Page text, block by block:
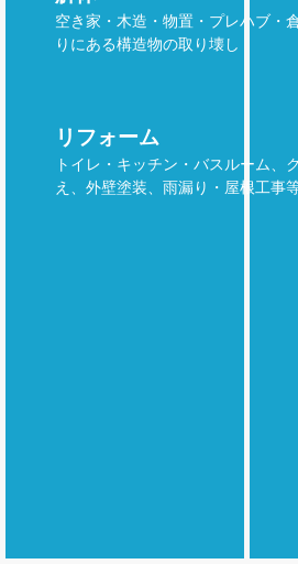
空き家・木造・物置・プレハブ・
りにある構造物の取り壊し
リフォーム
トイレ・キッチン・バスルーム、
え、外壁塗装、雨漏り・屋根工事